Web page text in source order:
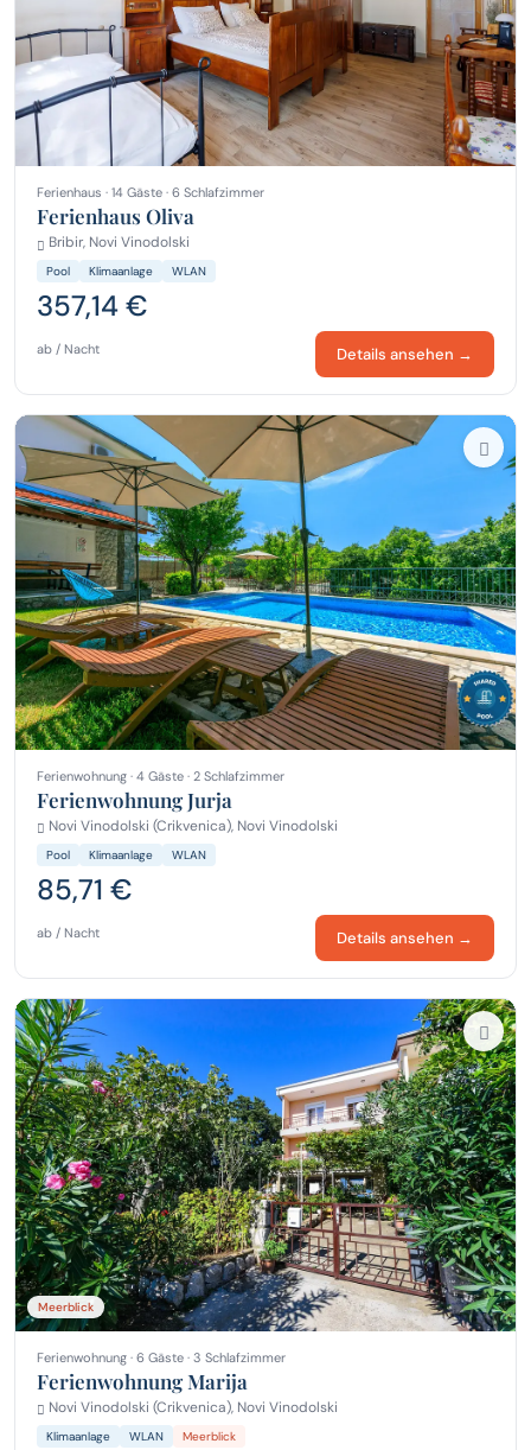
Ferienhaus · 14 Gäste · 6 Schlafzimmer
Ferienhaus Oliva
Bribir, Novi Vinodolski
Pool Klimaanlage WLAN
357,14 €
ab / Nacht Details ansehen →
Ferienwohnung · 4 Gäste · 2 Schlafzimmer
Ferienwohnung Jurja
Novi Vinodolski (Crikvenica), Novi Vinodolski
Pool Klimaanlage WLAN
85,71 €
ab / Nacht Details ansehen →
Meerblick
Ferienwohnung · 6 Gäste · 3 Schlafzimmer
Ferienwohnung Marija
Novi Vinodolski (Crikvenica), Novi Vinodolski
Klimaanlage WLAN Meerblick